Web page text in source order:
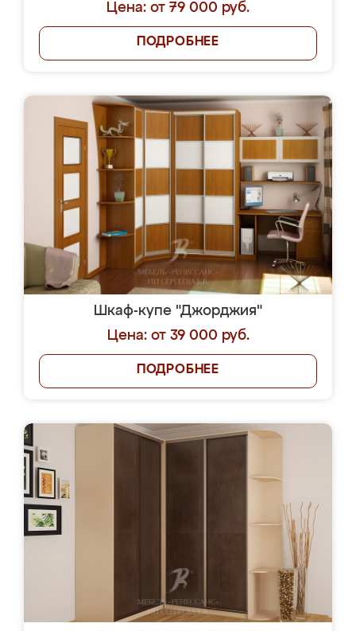
Цена: от 79 000 руб.
ПОДРОБНЕЕ
Шкаф-купе "Джорджия"
Цена: от 39 000 руб.
ПОДРОБНЕЕ